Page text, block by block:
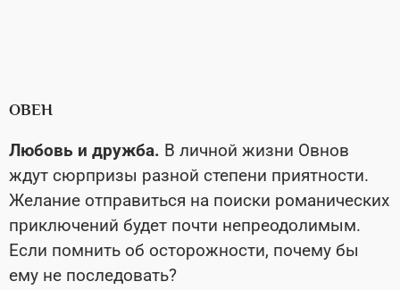
ОВЕН
Любовь и дружба. В личной жизни Овнов
ждут сюрпризы разной степени приятности.
Желание отправиться на поиски романических
приключений будет почти непреодолимым.
Если помнить об осторожности, почему бы
ему не последовать?